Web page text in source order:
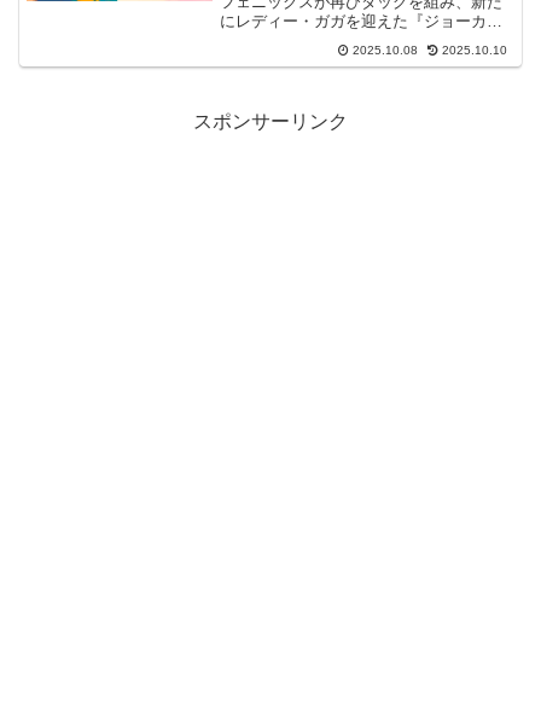
にレディー・ガガを迎えた『ジョーカ
ー：フォリ・ア・ドゥ』。しかし、「ジ
ョーカー2 つまらない」「期待外れだっ
判に戸惑い、鑑賞をためらっている方も
多いのではないでしょうか。
2025.10.08 2025.10.10
スポンサーリンク